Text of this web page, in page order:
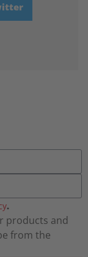
.
products and
from the